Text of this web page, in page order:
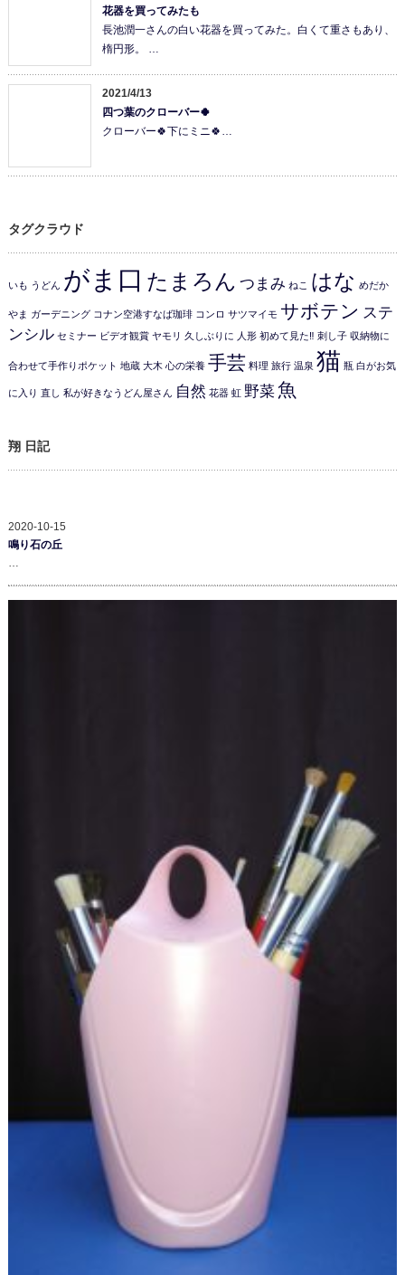
花器を買ってみたも
長池潤一さんの白い花器を買ってみた。白くて重さもあり、
楕円形。 …
2021/4/13
四つ葉のクローバー🍀
クローバー🍀下にミニ🍀…
タグクラウド
いも うどん がま口 たまろん つまみ ねこ はな めだか
やま ガーデニング コナン空港すなば珈琲 コンロ サツマイモ サボテン ステ
ンシル セミナー ビデオ観賞 ヤモリ 久しぶりに 人形 初めて見た‼️ 刺し子 収納物に
合わせて手作りポケット 地蔵 大木 心の栄養 手芸 料理 旅行 温泉 猫 瓶 白がお気
に入り 直し 私が好きなうどん屋さん 自然 花器 虹 野菜魚
翔 日記
2020-10-15
鳴り石の丘
…